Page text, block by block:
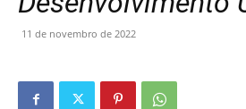
11 de novembro de 2022